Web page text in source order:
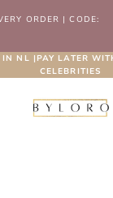
ORDER | CODE:
IN NL |PAY LATER
CELEBRITIES
Byloro.com